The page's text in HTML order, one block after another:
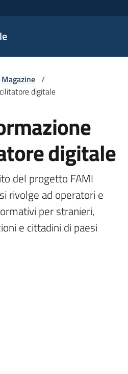
Magazine /
digitale
digitale
del progetto FAMI
rivolge ad operatori e
per stranieri,
e cittadini di paesi